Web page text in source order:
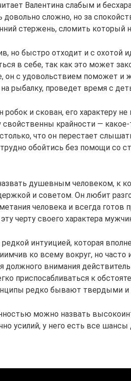
Валентина слабым и
довольно сложно, но за
стержень, сломить который
но быстро отходит и с охотой
в себе, так как это может
он с удовольствием поможет и
рыбалку, проведет время с
робок и скован, его характеру
свойственны крайности —
что он перестает
обойтись без помощи со
душевным человеком, к
и советом. Он любит
человека и всегда готов
черту своего характера
редкой интуицией, которая
ко всему вокруг, но часто
должного внимания
приспосабливаться к
редко бывают твердыми и
можно назвать
усилий, у него есть все